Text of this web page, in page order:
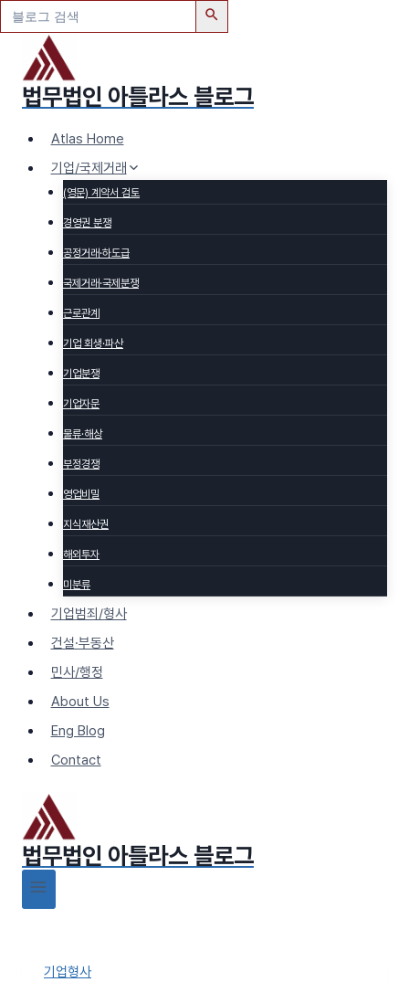
검
색:
content법무법인 아틀라스 블로그
Atlas Home
기업/국제거래
(영문) 계약서 검토
경영권 분쟁
공정거래·하도급
국제거래·국제분쟁
근로관계
기업 회생·파산
기업분쟁
기업자문
물류·해상
부정경쟁
영업비밀
지식재산권
해외투자
미분류
기업범죄/형사
건설·부동산
민사/행정
About Us
Eng Blog
Contact
법무법인 아틀라스 블로그
기업형사